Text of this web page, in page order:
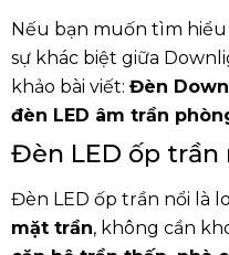
Nếu bạn muốn tìm
sự khác biệt giữa
khảo bài viết: Đèn
đèn LED âm trần
Đèn LED ốp trần
Đèn LED ốp trần nổi là
mặt trần, không cần